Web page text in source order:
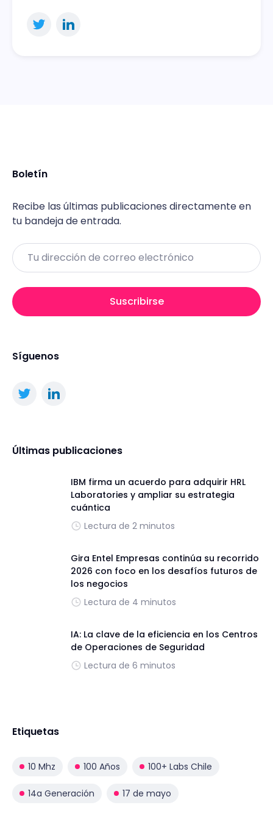
Boletín
Recibe las últimas publicaciones directamente en
tu bandeja de entrada.
Email
Suscribirse
Síguenos
Últimas publicaciones
IBM firma un acuerdo para adquirir HRL
Laboratories y ampliar su estrategia
cuántica
Lectura de 2 minutos
Gira Entel Empresas continúa su recorrido
2026 con foco en los desafíos futuros de
los negocios
Lectura de 4 minutos
IA: La clave de la eficiencia en los Centros
de Operaciones de Seguridad
Lectura de 6 minutos
Etiquetas
10 Mhz 100 Años 100+ Labs Chile
14a Generación 17 de mayo